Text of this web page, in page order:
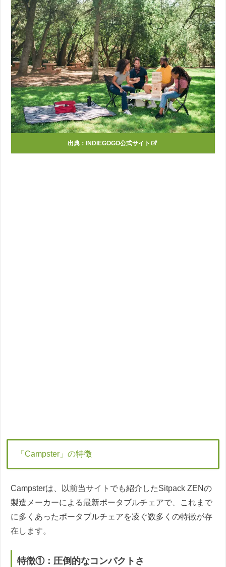
出典：INDIEGOGO公式サイト
「Campster」の特徴
Campsterは、以前当サイトでも紹介したSitpack ZENの
製造メーカーによる最新ポータブルチェアで、これまで
に多くあったポータブルチェアを凌ぐ数多くの特徴が存
在します。
特徴①：圧倒的なコンパクトさ